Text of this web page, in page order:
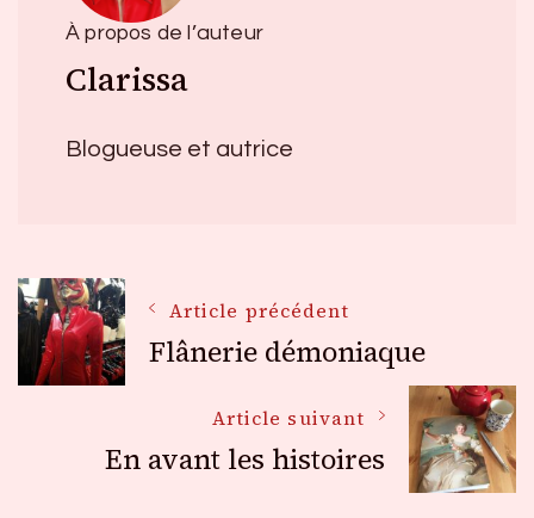
À propos de l’auteur
Clarissa
Blogueuse et autrice
Navigation
des
articles
Article précédent
Flânerie démoniaque
Article suivant
En avant les histoires